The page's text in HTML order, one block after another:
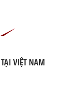
VIỆT NAM